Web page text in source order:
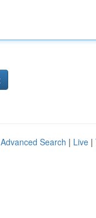
Advanced Search | Live |